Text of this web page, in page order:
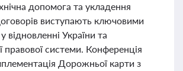
допомога та укладення
виступають ключовими
відновленні України та
правової системи. Конференція
Дорожньої карти з